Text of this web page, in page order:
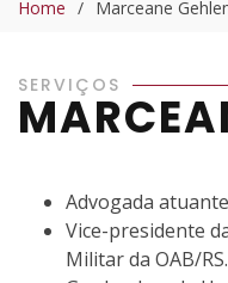
Home / Marceane
SERVIÇOS
Advogada
Vice-presidente
Militar da OAB/RS.